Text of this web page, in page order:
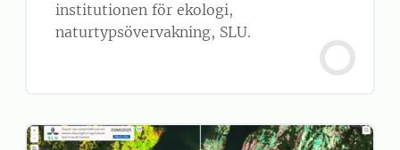
institutionen för ekologi,
naturtypsövervakning, SLU.